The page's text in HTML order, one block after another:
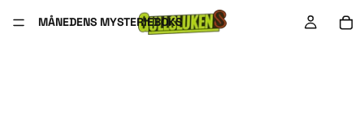
MÅNEDENS MYSTERIEBOKS